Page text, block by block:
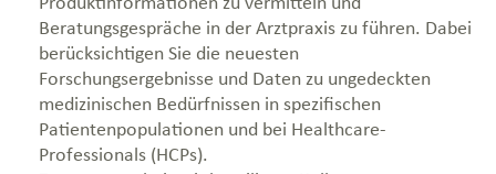
Beratungsgespräche in der Arztpraxis zu führen. Dabei
berücksichtigen Sie die neuesten
Forschungsergebnisse und Daten zu ungedeckten
medizinischen Bedürfnissen in spezifischen
Patientenpopulationen und bei Healthcare-
Professionals (HCPs).